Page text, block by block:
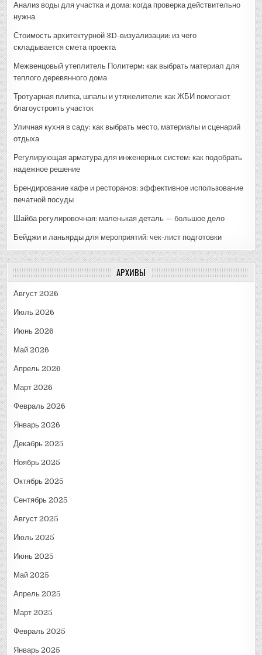
Анализ воды для участка и дома: когда проверка действительно
нужна
Стоимость архитектурной 3D-визуализации: из чего
складывается смета проекта
Межвенцовый утеплитель Политерм: как выбрать материал для
теплого деревянного дома
Тротуарная плитка, шпалы и утяжелители: как ЖБИ помогают
благоустроить участок
Уличная кухня в саду: как выбрать место, материалы и сценарий
отдыха
Регулирующая арматура для инженерных систем: как подобрать
надежное решение
Брендирование кафе и ресторанов: эффективное использование
печатной посуды
Шайба регулировочная: маленькая деталь — большое дело
Бейджи и ланьярды для мероприятий: чек-лист подготовки
АРХИВЫ
Август 2026
Июль 2026
Июнь 2026
Май 2026
Апрель 2026
Март 2026
Февраль 2026
Январь 2026
Декабрь 2025
Ноябрь 2025
Октябрь 2025
Сентябрь 2025
Август 2025
Июль 2025
Июнь 2025
Май 2025
Апрель 2025
Март 2025
Февраль 2025
Январь 2025